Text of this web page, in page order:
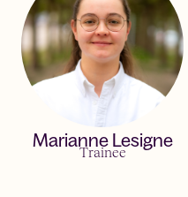
Marianne Lesigne
Trainee